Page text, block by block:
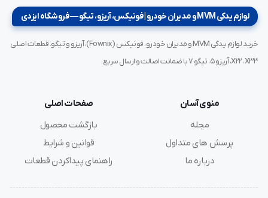
لوازم یدکی MVM و مدیران خودرو | فونیکس، آریزو، تیگو — فروشگاه ایزدی
خرید لوازم یدکی MVM و مدیران خودرو، فونیکس (Fownix)، آریزو و تیگو. قطعات اصلی
X22، X33، آریزو ۵، تیگو ۷ با ضمانت اصالت و ارسال سریع.
منوی آسان
مجله
پرسش های متداول
درباره ما
صفحات اصلی
بازگشت محصول
قوانین و شرایط
راهنمای پیداکردن قطعات